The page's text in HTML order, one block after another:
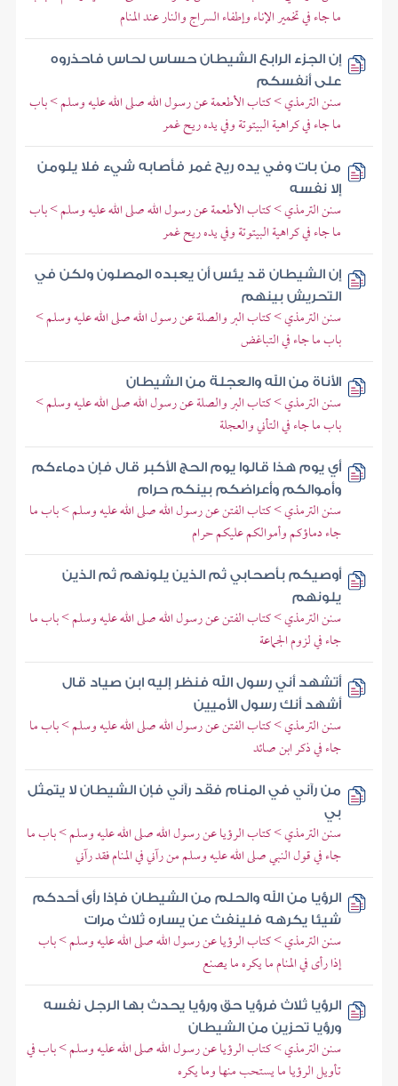
ما جاء في تخمير الإناء وإطفاء السراج والنار عند المنام
إن الجزء الرابع الشيطان حساس لحاس فاحذروه
على أنفسكم
سنن الترمذي > كتاب الأطعمة عن رسول الله صلى الله عليه وسلم > باب
ما جاء في كراهية البيتوتة وفي يده ريح غمر
من بات وفي يده ريح غمر فأصابه شيء فلا يلومن
إلا نفسه
سنن الترمذي > كتاب الأطعمة عن رسول الله صلى الله عليه وسلم > باب
ما جاء في كراهية البيتوتة وفي يده ريح غمر
إن الشيطان قد يئس أن يعبده المصلون ولكن في
التحريش بينهم
سنن الترمذي > كتاب البر والصلة عن رسول الله صلى الله عليه وسلم >
باب ما جاء في التباغض
الأناة من الله والعجلة من الشيطان
سنن الترمذي > كتاب البر والصلة عن رسول الله صلى الله عليه وسلم >
باب ما جاء في التأني والعجلة
أي يوم هذا قالوا يوم الحج الأكبر قال فإن دماءكم
وأموالكم وأعراضكم بينكم حرام
سنن الترمذي > كتاب الفتن عن رسول الله صلى الله عليه وسلم > باب ما
جاء دماؤكم وأموالكم عليكم حرام
أوصيكم بأصحابي ثم الذين يلونهم ثم الذين
يلونهم
سنن الترمذي > كتاب الفتن عن رسول الله صلى الله عليه وسلم > باب ما
جاء في لزوم الجماعة
أتشهد أني رسول الله فنظر إليه ابن صياد قال
أشهد أنك رسول الأميين
سنن الترمذي > كتاب الفتن عن رسول الله صلى الله عليه وسلم > باب ما
جاء في ذكر ابن صائد
من رآني في المنام فقد رآني فإن الشيطان لا يتمثل
بي
سنن الترمذي > كتاب الرؤيا عن رسول الله صلى الله عليه وسلم > باب ما
جاء في قول النبي صلى الله عليه وسلم من رآني في المنام فقد رآني
الرؤيا من الله والحلم من الشيطان فإذا رأى أحدكم
شيئا يكرهه فلينفث عن يساره ثلاث مرات
سنن الترمذي > كتاب الرؤيا عن رسول الله صلى الله عليه وسلم > باب
إذا رأى في المنام ما يكره ما يصنع
الرؤيا ثلاث فرؤيا حق ورؤيا يحدث بها الرجل نفسه
ورؤيا تحزين من الشيطان
سنن الترمذي > كتاب الرؤيا عن رسول الله صلى الله عليه وسلم > باب في
تأويل الرؤيا ما يستحب منها وما يكره